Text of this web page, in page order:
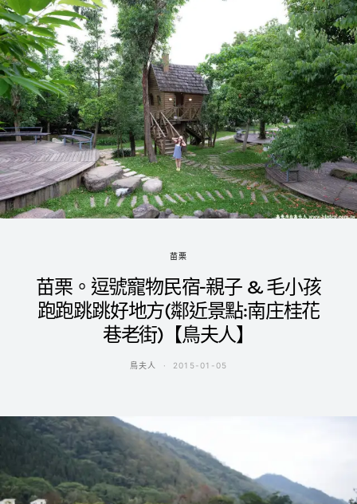
苗栗
苗栗。逗號寵物民宿-親子 & 毛小孩
跑跑跳跳好地方(鄰近景點:南庄桂花
巷老街)【鳥夫人】
鳥夫人 2015-01-05